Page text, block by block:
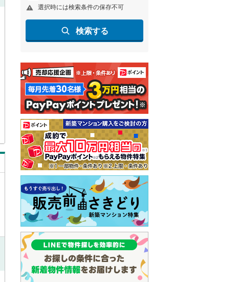
選択時には検索条件の保存不可
検索する